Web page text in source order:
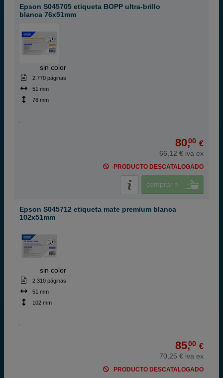
Epson S045705 etiqueta BOPP ultra-brillo
blanca 76x51mm
sin color
2.770 páginas
51 mm
76 mm
80,00 €
66,12 € iva ex
PRODUCTO DESCATALOGADO
comprar >
Epson S045712 etiqueta mate premium blanca
102x51mm
sin color
2.310 páginas
51 mm
102 mm
85,00 €
70,25 € iva ex
PRODUCTO DESCATALOGADO